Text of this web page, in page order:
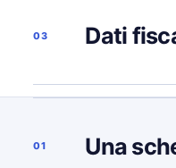
03 Dati
01 Una